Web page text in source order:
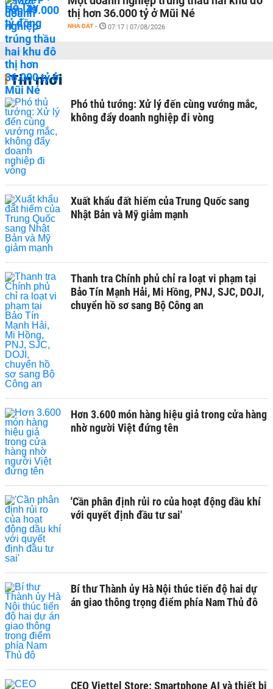
thị hơn 36.000 tỷ ở Mũi Né
NHÀ ĐẤT - 07:17 | 07/08/2026
Tin mới
Phó thủ tướng: Xử lý đến cùng vướng mắc,
không đẩy doanh nghiệp đi vòng
Xuất khẩu đất hiếm của Trung Quốc sang
Nhật Bản và Mỹ giảm mạnh
Thanh tra Chính phủ chỉ ra loạt vi phạm tại
Bảo Tín Mạnh Hải, Mi Hồng, PNJ, SJC, DOJI,
chuyển hồ sơ sang Bộ Công an
Hơn 3.600 món hàng hiệu giả trong cửa hàng
nhờ người Việt đứng tên
'Cần phân định rủi ro của hoạt động dầu khí
với quyết định đầu tư sai'
Bí thư Thành ủy Hà Nội thúc tiến độ hai dự
án giao thông trọng điểm phía Nam Thủ đô
CEO Viettel Store: Smartphone AI và thiết bị